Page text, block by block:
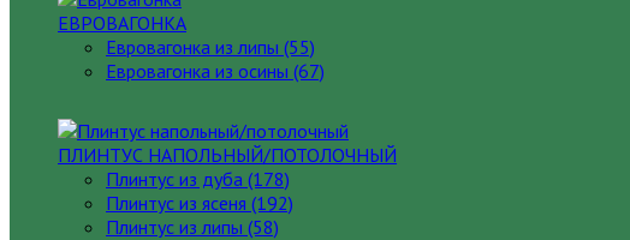
ЕВРОВАГОНКА
Евровагонка из липы (55)
Евровагонка из осины (67)
ПЛИНТУС НАПОЛЬНЫЙ/ПОТОЛОЧНЫЙ
Плинтус из дуба (178)
Плинтус из ясеня (192)
Плинтус из липы (58)